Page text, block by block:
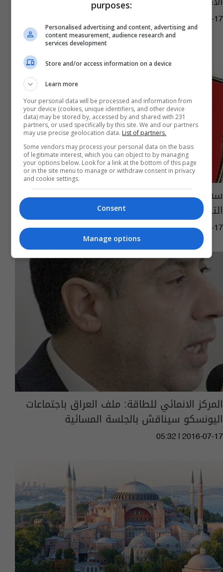
10:54 | 2016-07-17
سفير العراق بانقرة يجري اتصالات مع الخارجية
التركية لدعم ملف العراق بمؤتمر اليونسكو
05:36 | 2016-07-17
المركز الانمائي للطاقة: ملف العراق باجتماعات
اليونسكو سيناقش بالجلسة المسائية
05:32 | 2016-07-17
purposes:
Personalised advertising and content, advertising and
content measurement, audience research and
services development
Store and/or access information on a device
Learn more
Your personal data will be processed and information from
your device (cookies, unique identifiers, and other device
data) may be stored by, accessed by and shared with 231
partners, or used specifically by this site. We and our partners
may use precise geolocation data. List of partners.
Some vendors may process your personal data on the basis
of legitimate interest, which you can object to by managing
your options below. Look for a link at the bottom of this page
or in the site menu to manage or withdraw consent in privacy
and cookie settings.
Consent
Manage options